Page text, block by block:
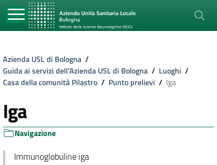
Azienda USL di Bologna /
Guida ai servizi dell'Azienda USL di Bologna / Luoghi /
Casa della comunità Pilastro / Punto prelievi / Iga
Iga
Navigazione
Immunoglobuline iga